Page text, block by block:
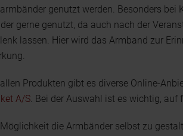
genutzt werden. Besonders bei
gerne genutzt, da auch nach der
lassen. Hier wird das Armband zur
Produkten gibt es diverse Online-
A/S . Bei der Auswahl ist es wichtig,
die Armbänder selbst zu